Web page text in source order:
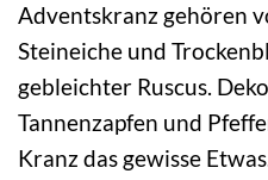
Adventskranz gehören
Steineiche und
gebleichter Ruscus.
Tannenzapfen und
Kranz das gewisse